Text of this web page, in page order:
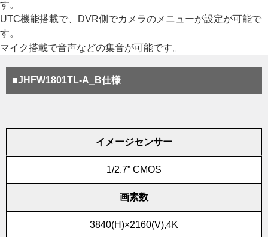
す。
UTC機能搭載で、DVR側でカメラのメニューが設定が可能で
す。
マイク搭載で音声などの集音が可能です。
■JHFW1801TL-A_B仕様
イメージセンサー
1/2.7” CMOS
画素数
3840(H)×2160(V),4K